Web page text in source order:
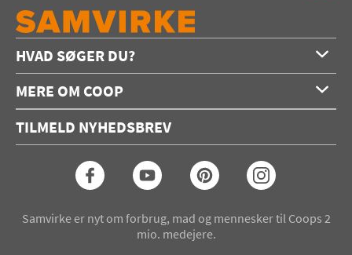
HVAD SØGER DU?
Opskrifter
Konkurrencer
Seneste Samvirke-magasin
MERE OM COOP
Annoncering
Coop medlem
TILMELD NYHEDSBREV
Samvirke er nyt om forbrug, mad og mennesker til Coops 2
mio. medejere.